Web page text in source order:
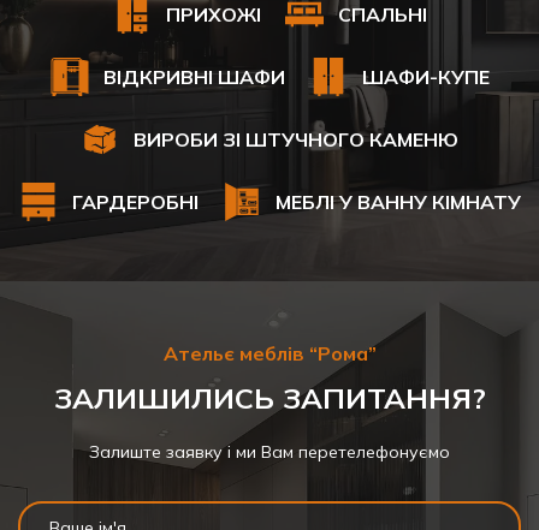
ПРИХОЖІ СПАЛЬНІ
ВІДКРИВНІ ШАФИ ШАФИ-КУПЕ
ВИРОБИ ЗІ ШТУЧНОГО КАМЕНЮ
ГАРДЕРОБНІ МЕБЛІ У ВАННУ КІМНАТУ
Ательє меблів “Рома”
ЗАЛИШИЛИСЬ ЗАПИТАННЯ?
Залиште заявку і ми Вам перетелефонуємо